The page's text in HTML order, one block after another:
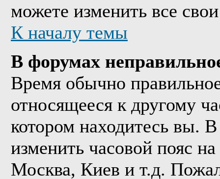
можете изменить все
К началу темы
В форумах
Время обычно
относящееся к другому
котором находитесь вы.
изменить часовой пояс
Москва, Киев и т.д.